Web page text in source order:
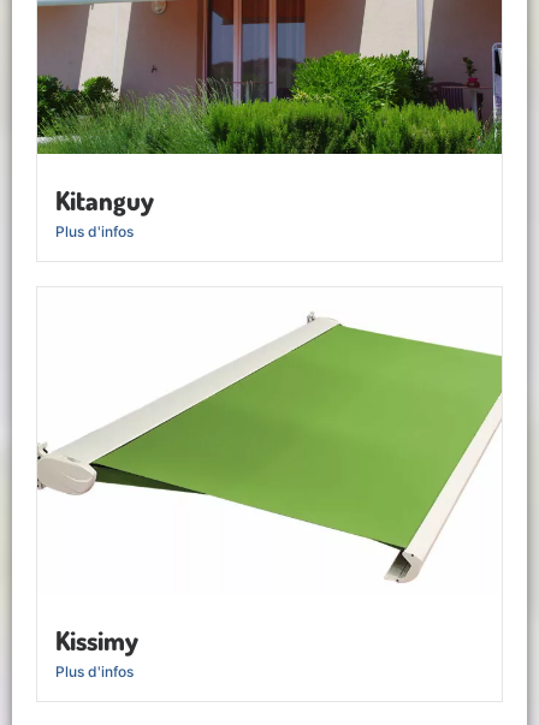
Kitanguy
Plus d'infos
Kissimy
Plus d'infos